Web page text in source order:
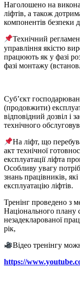
Наголошено на
ліфтів, а також
компонентів безпеки
Технічний
управління якістю
працюють як у фазі
фазі монтажу
Суб’єкт
(продовжити)
відповідний дозвіл і
технічного
На ліфт, що
акт технічної
експлуатації ліфта
Особливу увагу
знань працівників,
експлуатацію ліфтів.
Тренінг проведено з
Національного плану
незадекларованої
рік,
Відео тренінгу
https://